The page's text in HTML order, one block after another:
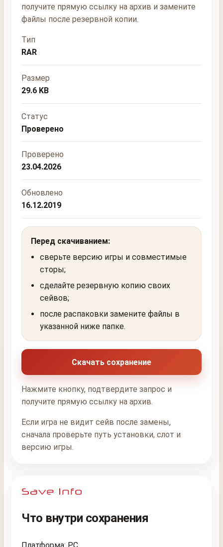
получите прямую ссылку на архив и замените
файлы после резервной копии.
Тип
RAR
Размер
29.6 KB
Статус
Проверено
Проверено
23.04.2026
Обновлено
16.12.2019
Перед скачиванием:
сверьте версию игры и совместимые
сторы;
сделайте резервную копию своих
сейвов;
после распаковки замените файлы в
указанной ниже папке.
Скачать сохранение
Нажмите кнопку, подтвердите запрос и
получите прямую ссылку на архив.
Если игра не видит сейв после замены,
сначала проверьте путь установки, слот и
версию игры.
Что внутри сохранения
Платформа: PC